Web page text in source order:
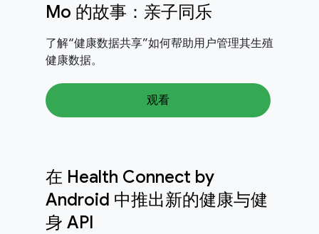
Mo 的故事：亲子同乐
了解“健康数据共享”如何帮助用户管理其生殖
健康数据。
观看
在 Health Connect by
Android 中推出新的健康与健
身 API